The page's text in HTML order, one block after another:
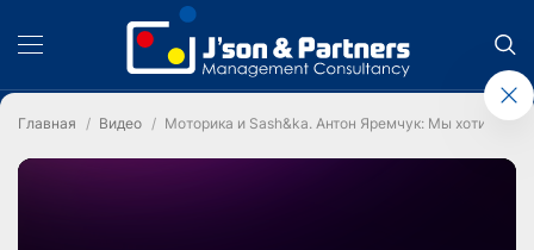
Главная Видео Моторика и Sash&ka. Антон Яремчук: Мы хотим